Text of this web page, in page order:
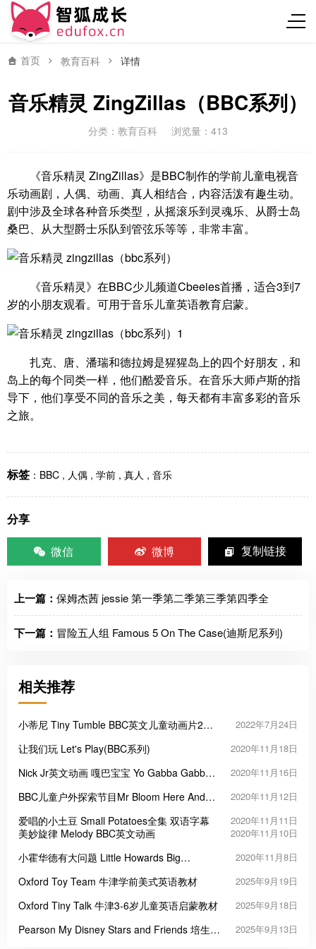
首页 教育百科 详情
音乐精灵 ZingZillas（BBC系列）
分类： 教育百科 浏览量：413
《音乐精灵 ZingZillas》是BBC制作的学前儿童电视音
乐动画剧，人偶、动画、真人相结合，内容活泼有趣生动。
剧中涉及全球各种音乐类型，从摇滚乐到灵魂乐、从爵士岛
桑巴、从大型爵士乐队到管弦乐等等，非常丰富。
《音乐精灵》在BBC少儿频道Cbeeies首播，适合3到7
岁的小朋友观看。可用于音乐儿童英语教育启蒙。
扎克、唐、潘瑞和德拉姆是猩猩岛上的四个好朋友，和
岛上的每个同类一样，他们酷爱音乐。在音乐大师卢斯的指
导下，他们享受不同的音乐之美，每天都有丰富多彩的音乐
之旅。
标签 ： BBC , 人偶 , 学前 , 真人 , 音乐
分享
微信
微博 复制链接
上一篇： 保姆杰茜 jessie 第一季第二季第三季第四季全
下一篇： 冒险五人组 Famous 5 On The Case(迪斯尼系列)
相关推荐
小蒂尼 Tiny Tumble BBC英文儿童动画片2季
2022年7月24日
让我们玩 Let's Play(BBC系列) 2020年11月18日
Nick Jr英文动画 嘎巴宝宝 Yo Gabba Gabba
2020年11月16日
BBC儿童户外探索节目Mr Bloom Here And
2020年11月12日
爱唱的小土豆 Small Potatoes全集 双语字幕 2020年11月11日
美妙旋律 Melody BBC英文动画 2020年11月10日
小霍华德有大问题 Little Howards Big
2020年11月8日
Oxford Toy Team 牛津学前美式英语教材 2025年9月19日
Oxford Tiny Talk 牛津3-6岁儿童英语启蒙教材 2025年9月18日
Pearson My Disney Stars and Friends 培生迪
2025年9月13日